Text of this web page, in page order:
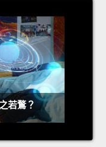
若鶩？